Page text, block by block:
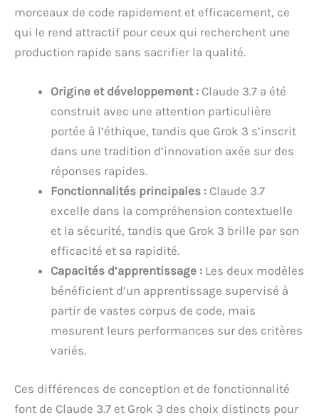
morceaux de code rapidement et efficacement, ce
qui le rend attractif pour ceux qui recherchent une
production rapide sans sacrifier la qualité.
Origine et développement : Claude 3.7 a été
construit avec une attention particulière
portée à l’éthique, tandis que Grok 3 s’inscrit
dans une tradition d’innovation axée sur des
réponses rapides.
Fonctionnalités principales : Claude 3.7
excelle dans la compréhension contextuelle
et la sécurité, tandis que Grok 3 brille par son
efficacité et sa rapidité.
Capacités d’apprentissage : Les deux modèles
bénéficient d’un apprentissage supervisé à
partir de vastes corpus de code, mais
mesurent leurs performances sur des critères
variés.
Ces différences de conception et de fonctionnalité
font de Claude 3.7 et Grok 3 des choix distincts pour